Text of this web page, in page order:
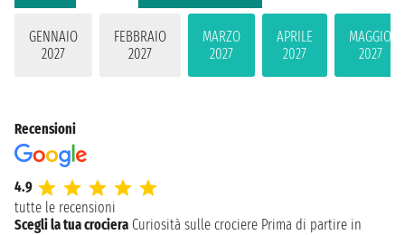
GENNAIO
2027
FEBBRAIO
2027
MARZO
2027
APRILE
2027
MAGGIO
2027
Recensioni
4.9
tutte le recensioni
Scegli la tua crociera Curiosità sulle crociere Prima di partire in